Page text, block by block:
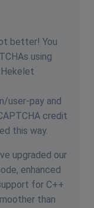
better! You
using
user-pay and
credit
this way.
upgraded our
enhanced
for C++
than